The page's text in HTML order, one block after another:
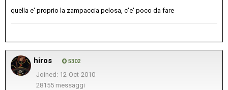
quella e' proprio la zampaccia pelosa, c'e' poco da fare
hiros 5302
Joined: 12-Oct-2010
28155 messaggi